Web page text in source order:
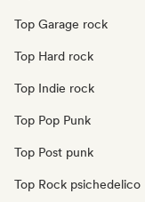
Top Garage rock
Top Hard rock
Top Indie rock
Top Pop Punk
Top Post punk
Top Rock psichedelico